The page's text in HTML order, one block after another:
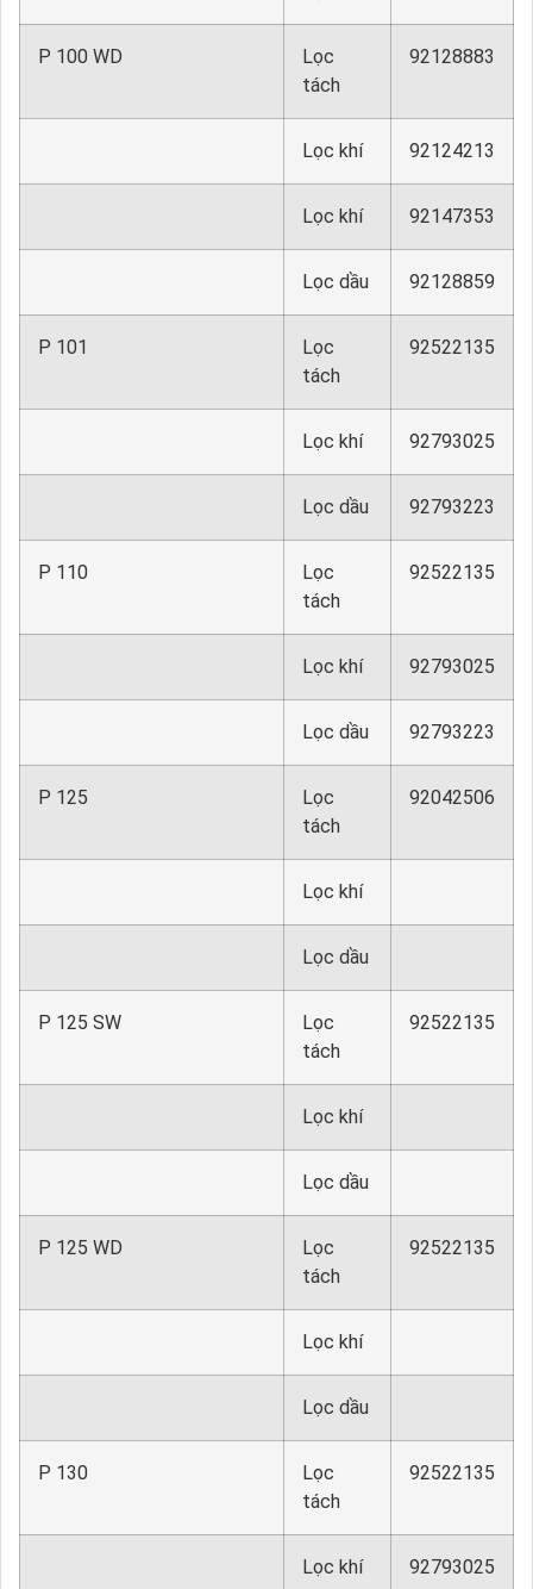
P 100 WD
Lọc
tách
92128883
Lọc khí 92124213
Lọc khí 92147353
Lọc dầu 92128859
P 101
Lọc
tách
92522135
Lọc khí 92793025
Lọc dầu 92793223
P 110
Lọc
tách
92522135
Lọc khí 92793025
Lọc dầu 92793223
P 125
Lọc
tách
92042506
Lọc khí
Lọc dầu
P 125 SW
Lọc
tách
92522135
Lọc khí
Lọc dầu
P 125 WD
Lọc
tách
92522135
Lọc khí
Lọc dầu
P 130
Lọc
tách
92522135
Lọc khí 92793025